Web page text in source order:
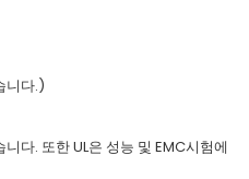
니다.)
. 또한 UL은 성능 및 EMC시험에